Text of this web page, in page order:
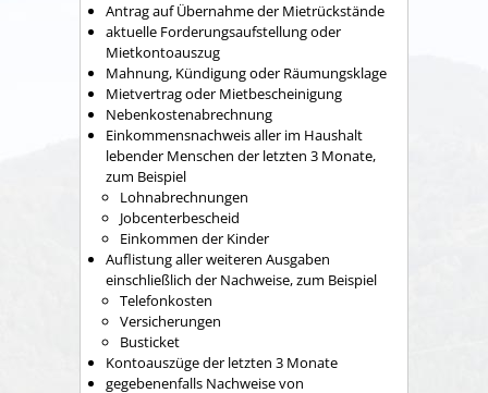
Antrag auf Übernahme der Mietrückstände
aktuelle Forderungsaufstellung oder
Mietkontoauszug
Mahnung, Kündigung oder Räumungsklage
Mietvertrag oder Mietbescheinigung
Nebenkostenabrechnung
Einkommensnachweis aller im Haushalt
lebender Menschen der letzten 3 Monate,
zum Beispiel
Lohnabrechnungen
Jobcenterbescheid
Einkommen der Kinder
Auflistung aller weiteren Ausgaben
einschließlich der Nachweise, zum Beispiel
Telefonkosten
Versicherungen
Busticket
Kontoauszüge der letzten 3 Monate
gegebenenfalls Nachweise von